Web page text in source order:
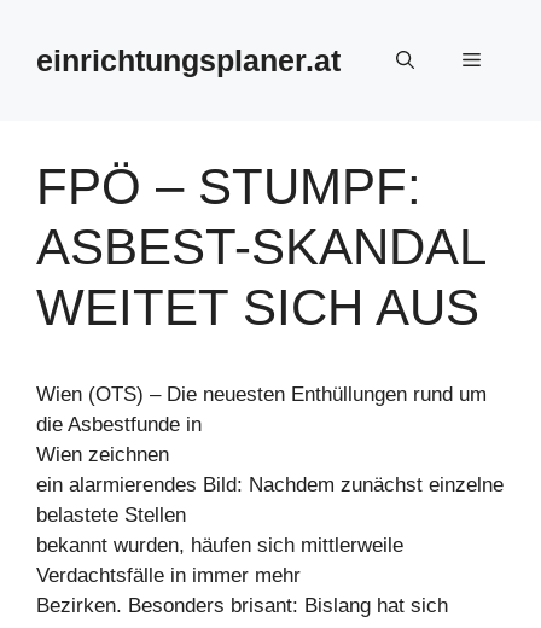
springeneinrichtungsplaner.at Menü
FPÖ – STUMPF:
ASBEST-SKANDAL
WEITET SICH AUS
Wien (OTS) – Die neuesten Enthüllungen rund um
die Asbestfunde in
Wien zeichnen
ein alarmierendes Bild: Nachdem zunächst einzelne
belastete Stellen
bekannt wurden, häufen sich mittlerweile
Verdachtsfälle in immer mehr
Bezirken. Besonders brisant: Bislang hat sich